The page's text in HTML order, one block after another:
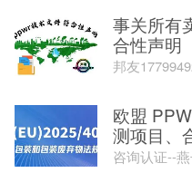
事关所有
合性声明
邦友
欧盟
测项目、
咨询认证--